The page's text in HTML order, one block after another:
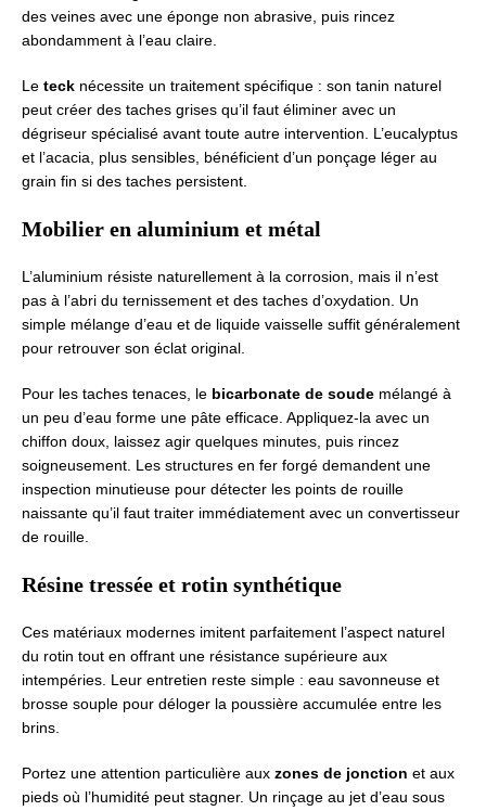
des veines avec une éponge non abrasive, puis rincez
abondamment à l’eau claire.
Le teck nécessite un traitement spécifique : son tanin naturel
peut créer des taches grises qu’il faut éliminer avec un
dégriseur spécialisé avant toute autre intervention. L’eucalyptus
et l’acacia, plus sensibles, bénéficient d’un ponçage léger au
grain fin si des taches persistent.
Mobilier en aluminium et métal
L’aluminium résiste naturellement à la corrosion, mais il n’est
pas à l’abri du ternissement et des taches d’oxydation. Un
simple mélange d’eau et de liquide vaisselle suffit généralement
pour retrouver son éclat original.
Pour les taches tenaces, le bicarbonate de soude mélangé à
un peu d’eau forme une pâte efficace. Appliquez-la avec un
chiffon doux, laissez agir quelques minutes, puis rincez
soigneusement. Les structures en fer forgé demandent une
inspection minutieuse pour détecter les points de rouille
naissante qu’il faut traiter immédiatement avec un convertisseur
de rouille.
Résine tressée et rotin synthétique
Ces matériaux modernes imitent parfaitement l’aspect naturel
du rotin tout en offrant une résistance supérieure aux
intempéries. Leur entretien reste simple : eau savonneuse et
brosse souple pour déloger la poussière accumulée entre les
brins.
Portez une attention particulière aux zones de jonction et aux
pieds où l’humidité peut stagner. Un rinçage au jet d’eau sous